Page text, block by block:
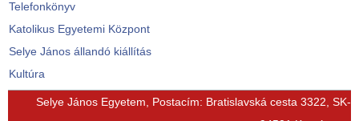
Telefonkönyv
Katolikus Egyetemi Központ
Selye János állandó kiállítás
Kultúra
© FreeJoomla! 3 Modules - by VinaGecko.com
Selye János Egyetem, Postacím: Bratislavská cesta 3322, SK-